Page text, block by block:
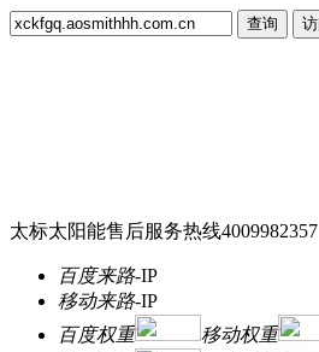
太标太阳能售后服务热线4009982357
百度来路-IP
移动来路-IP
百度权重
移动权重